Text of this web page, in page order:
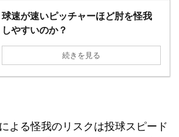
球速が速いピッチャーほど肘を怪我
しやすいのか？
続きを見る
よる怪我のリスクは投球スピード